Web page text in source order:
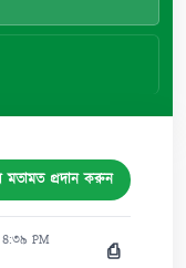
মতামত প্রদান করুন
৪:৩৯ PM ⎙